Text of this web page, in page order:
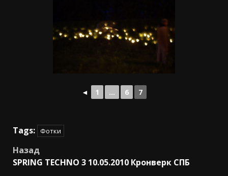
◄ 1 ... 6 7
Tags: Фотки
Post
Назад
SPRING TECHNO 3 10.05.2010 Кронверк СПБ